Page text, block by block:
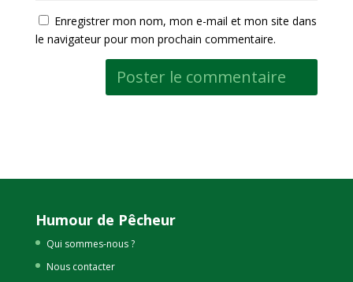
Enregistrer mon nom, mon e-mail et mon site dans
le navigateur pour mon prochain commentaire.
Humour de Pêcheur
Qui sommes-nous ?
Nous contacter